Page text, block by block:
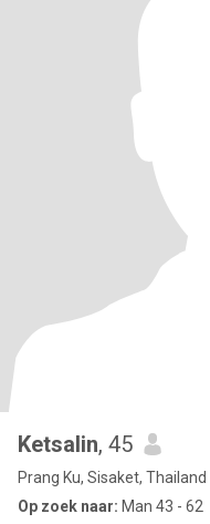
Ketsalin, 45
Prang Ku, Sisaket, Thailand
Op zoek naar: Man 43 - 62